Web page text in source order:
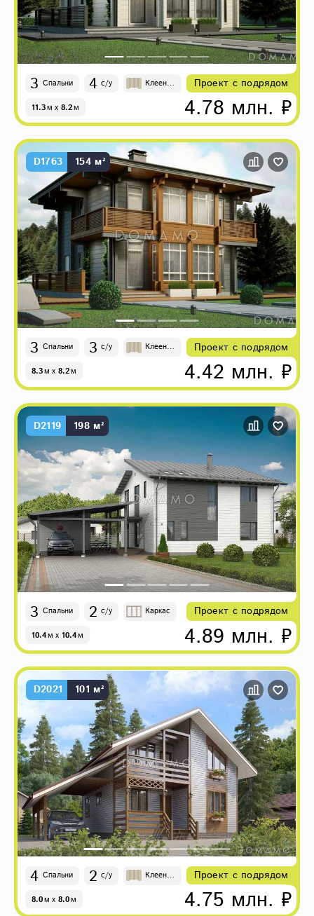
3 Спальни 4 с/у
Клеены
11.3м x 8.2м
Проект с подрядом
4.78 млн. ₽
D1763 154 м²
3 Спальни 3 с/у
Клеены
8.3м x 8.2м
Проект с подрядом
4.42 млн. ₽
D2119 198 м²
3 Спальни 2 с/у Каркас
10.4м x 10.4м
Проект с подрядом
4.89 млн. ₽
D2021 101 м²
4 Спальни 2 с/у
Клеены
8.0м x 8.0м
Проект с подрядом
4.75 млн. ₽